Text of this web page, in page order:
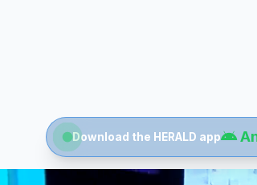
Download the HERALD app